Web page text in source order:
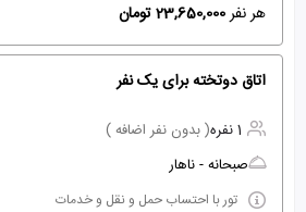
هر نفر23,650,000 تومان
اتاق دوتخته برای یک نفر
1 نفره
( بدون نفر اضافه )
صبحانه - ناهار
تور با احتساب حمل و نقل و خدمات